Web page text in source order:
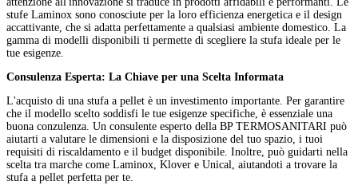
stufe Laminox sono conosciute per la loro efficienza energetica e il design
accattivante, che si adatta perfettamente a qualsiasi ambiente domestico. La
gamma di modelli disponibili ti permette di scegliere la stufa ideale per le
tue esigenze.
Consulenza Esperta: La Chiave per una Scelta Informata
L'acquisto di una stufa a pellet è un investimento importante. Per garantire
che il modello scelto soddisfi le tue esigenze specifiche, è essenziale una
buona conzulenza. Un consulente esperto della BP TERMOSANITARI può
aiutarti a valutare le dimensioni e la disposizione del tuo spazio, i tuoi
requisiti di riscaldamento e il budget disponibile. Inoltre, può guidarti nella
scelta tra marche come Laminox, Klover e Unical, aiutandoti a trovare la
stufa a pellet perfetta per te.